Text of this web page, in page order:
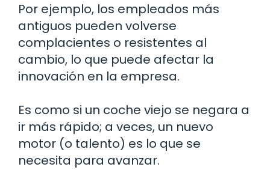
Por ejemplo, los empleados más
antiguos pueden volverse
complacientes o resistentes al
cambio, lo que puede afectar la
innovación en la empresa.
Es como si un coche viejo se negara a
ir más rápido; a veces, un nuevo
motor (o talento) es lo que se
necesita para avanzar.